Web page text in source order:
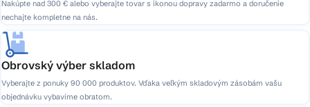
Nakúpte nad 300 € alebo vyberajte tovar s ikonou dopravy zadarmo a doručenie
nechajte kompletne na nás.
Obrovský výber skladom
Vyberajte z ponuky 90 000 produktov. Vďaka veľkým skladovým zásobám vašu
objednávku vybavíme obratom.